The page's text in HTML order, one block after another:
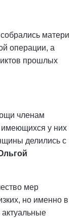
матери
операции, а
прошлых
членам
у них
делились с
мер
но именно в